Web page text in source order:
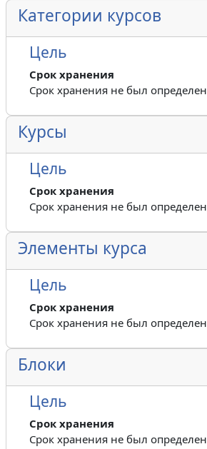
Категории курсов
Цель
Срок хранения
Срок хранения не был определен
Курсы
Цель
Срок хранения
Срок хранения не был определен
Элементы курса
Цель
Срок хранения
Срок хранения не был определен
Блоки
Цель
Срок хранения
Срок хранения не был определен